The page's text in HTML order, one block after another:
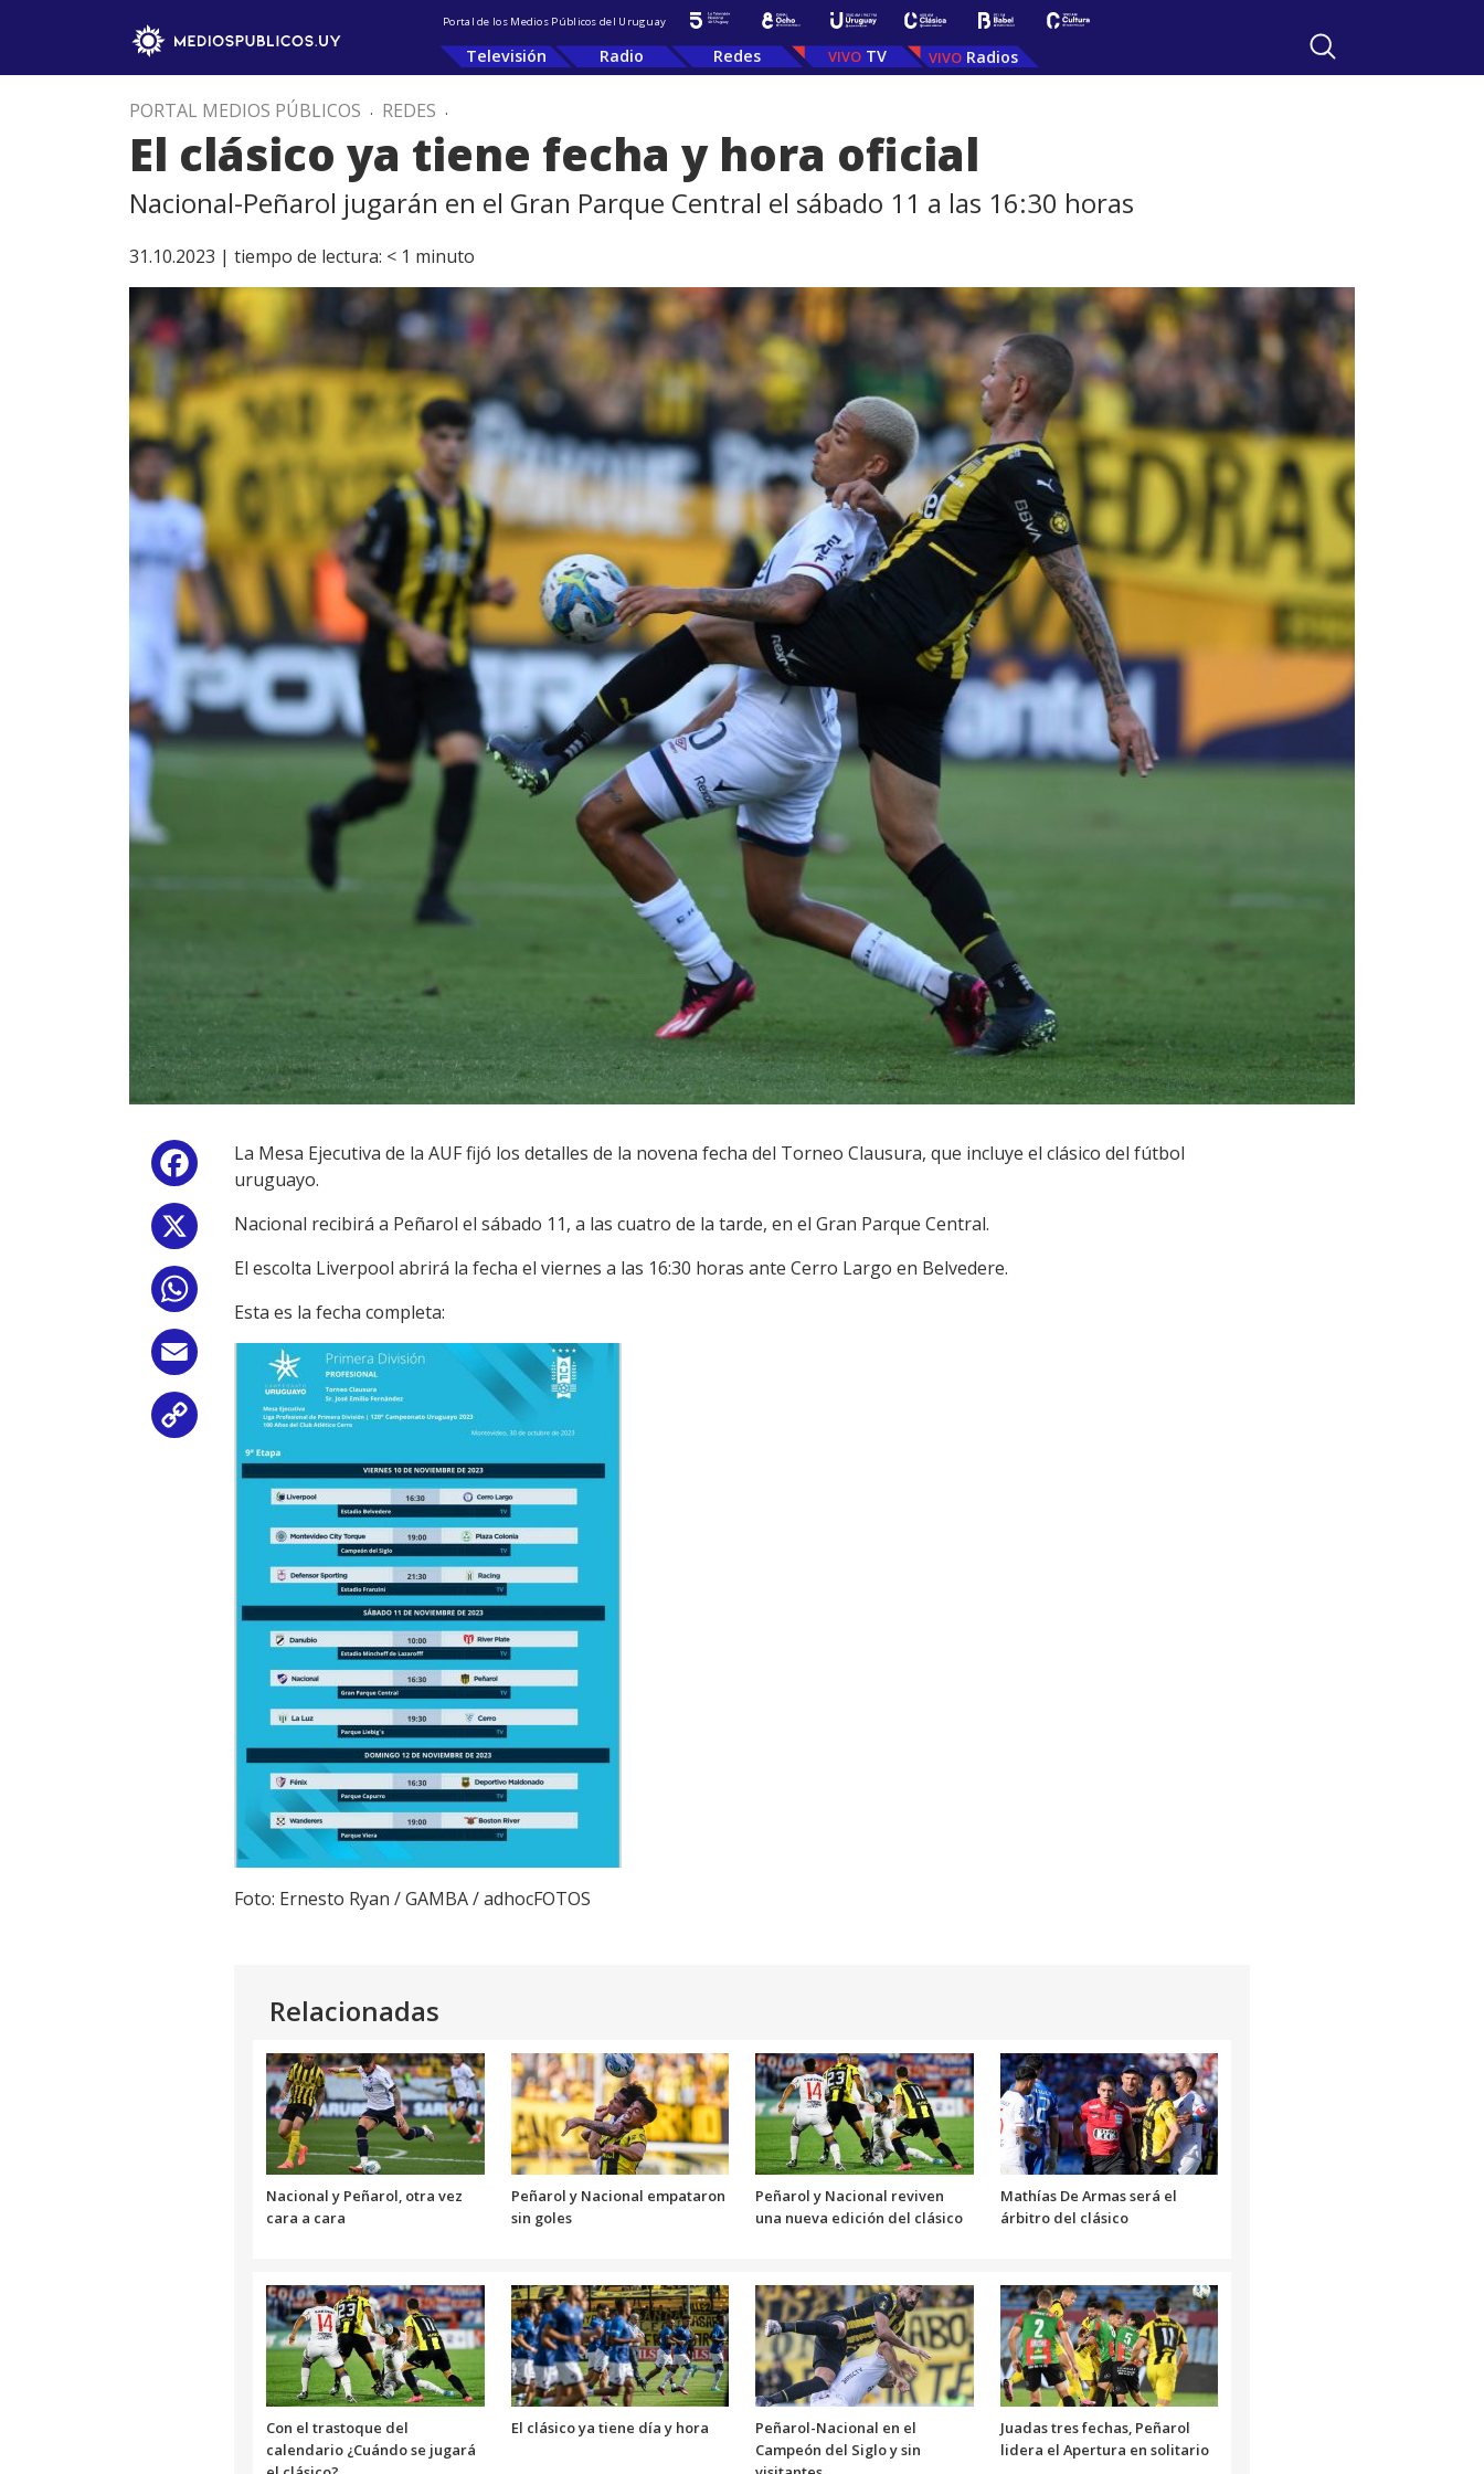
Portal de los Medios Públicos del Uruguay
Televisión Radio Redes TV Radios
PORTAL MEDIOS PÚBLICOS . REDES .
El clásico ya tiene fecha y hora oficial
Nacional-Peñarol jugarán en el Gran Parque Central el sábado 11 a las 16:30 horas
31.10.2023 | tiempo de lectura: < 1 minuto
Facebook
La Mesa Ejecutiva de la AUF fijó los detalles de la novena fecha del Torneo Clausura, que incluye el clásico del fútbol
uruguayo.
Nacional recibirá a Peñarol el sábado 11, a las cuatro de la tarde, en el Gran Parque Central.
El escolta Liverpool abrirá la fecha el viernes a las 16:30 horas ante Cerro Largo en Belvedere.
Esta es la fecha completa:
Foto: Ernesto Ryan / GAMBA / adhocFOTOS
Relacionadas
Nacional y Peñarol, otra vez
cara a cara
Peñarol y Nacional empataron
sin goles
Peñarol y Nacional reviven
una nueva edición del clásico
Mathías De Armas será el
árbitro del clásico
Con el trastoque del
calendario ¿Cuándo se jugará
El clásico ya tiene día y hora
Peñarol-Nacional en el
Campeón del Siglo y sin
Juadas tres fechas, Peñarol
lidera el Apertura en solitario